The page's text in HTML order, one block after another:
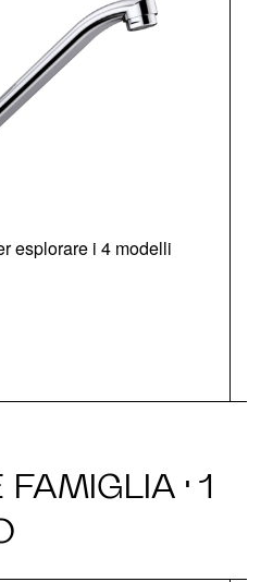
esplorare i 4 modelli
· 1